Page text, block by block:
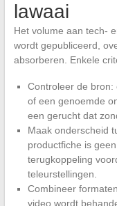
lawaai
Het volume aan tech-
wordt gepubliceerd,
absorberen. Enkele
Controleer de
of een genoemde
een gerucht dat
Maak onderscheid
productfiche is
terugkoppeling
teleurstellingen.
Combineer
video wordt